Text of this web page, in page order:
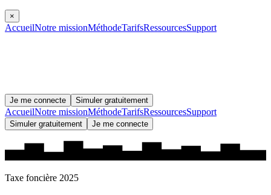
×
AccueilNotre missionMéthodeTarifsRessourcesSupport
Je me connecte Simuler gratuitement
AccueilNotre missionMéthodeTarifsRessourcesSupport
Simuler gratuitement Je me connecte
Taxe foncière 2025